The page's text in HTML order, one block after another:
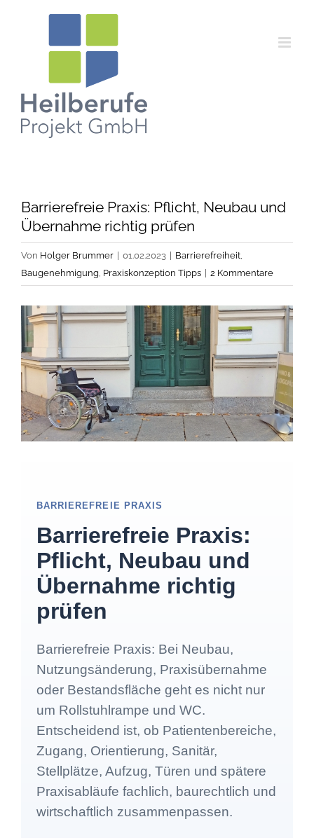
Barrierefreie Praxis: Pflicht, Neubau und
Übernahme richtig prüfen
Von Holger Brummer 01.02.2023 Barrierefreiheit,
Baugenehmigung, Praxiskonzeption Tipps 2 Kommentare
BARRIEREFREIE PRAXIS
Barrierefreie Praxis:
Pflicht, Neubau und
Übernahme richtig
prüfen
Barrierefreie Praxis: Bei Neubau,
Nutzungsänderung, Praxisübernahme
oder Bestandsfläche geht es nicht nur
um Rollstuhlrampe und WC.
Entscheidend ist, ob Patientenbereiche,
Zugang, Orientierung, Sanitär,
Stellplätze, Aufzug, Türen und spätere
Praxisabläufe fachlich, baurechtlich und
wirtschaftlich zusammenpassen.